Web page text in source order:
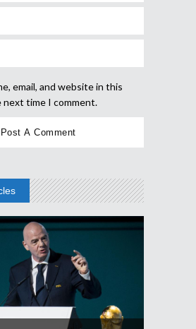
email, and website in this
time I comment.